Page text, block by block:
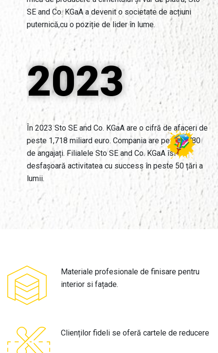
SE and Co. KGaA a devenit o societate de acțiuni
puternică,cu o poziție de lider în lume.
2023
În 2023 Sto SE and Co. KGaA are o cifră de afaceri de
peste 1,718 miliard euro. Compania are peste 5780
de angajați. Filialele Sto SE and Co. KGaA îsi
desfașoară activitatea cu success în peste 50 țări a
lumii.
Materiale profesionale de finisare pentru
interior si fațade.
Clienților fideli se oferă cartele de reducere